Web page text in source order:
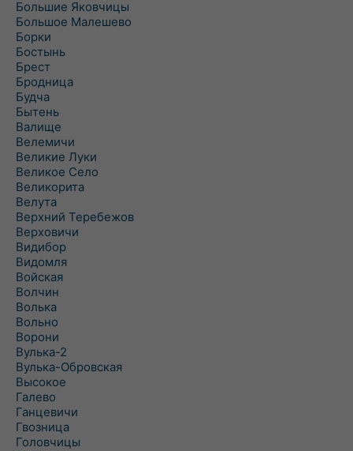
Большие Яковчицы
Большое Малешево
Борки
Бостынь
Брест
Бродница
Будча
Бытень
Валище
Велемичи
Великие Луки
Великое Село
Великорита
Велута
Верхний Теребежов
Верховичи
Видибор
Видомля
Войская
Волчин
Волька
Вольно
Ворони
Вулька-2
Вулька-Обровская
Высокое
Галево
Ганцевичи
Гвозница
Головчицы